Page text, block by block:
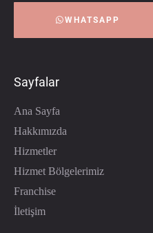
WHATSAPP
Sayfalar
Ana Sayfa
Hakkımızda
Hizmetler
Hizmet Bölgelerimiz
Franchise
İletişim